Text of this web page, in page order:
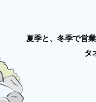
夏季と、冬季で営
タ